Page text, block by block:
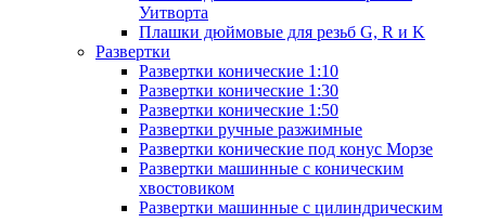
Уитворта
Плашки дюймовые для резьб G, R и K
Развертки
Развертки конические 1:10
Развертки конические 1:30
Развертки конические 1:50
Развертки ручные разжимные
Развертки конические под конус Морзе
Развертки машинные с коническим
хвостовиком
Развертки машинные с цилиндрическим